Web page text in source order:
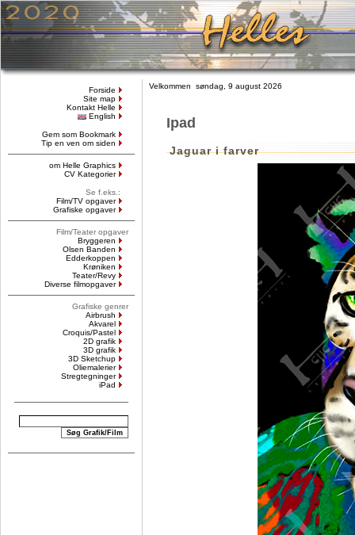
Forside
Site map
Kontakt Helle
English
Gem som Bookmark
Tip en ven om siden
om Helle Graphics
CV Kategorier
Se f.eks.:
Film/TV opgaver
Grafiske opgaver
Film/Teater opgaver
Bryggeren
Olsen Banden
Edderkoppen
Krøniken
Teater/Revy
Diverse filmopgaver
Grafiske genrer
Airbrush
Akvarel
Croquis/Pastel
2D grafik
3D grafik
3D Sketchup
Oliemalerier
Stregtegninger
iPad
Velkommen søndag, 9 august 2026
Ipad
Jaguar i farver